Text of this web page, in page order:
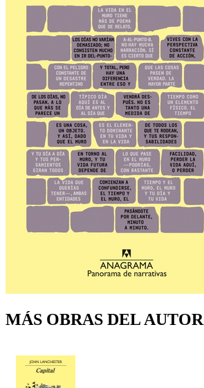
MÁS OBRAS DEL AUTOR